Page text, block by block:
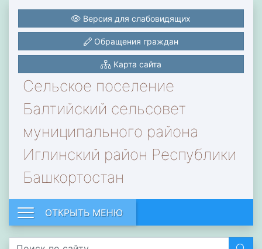
Сельское поселение
Балтийский сельсовет
муниципального района
Иглинский район Республики
Башкортостан
Версия для слабовидящих
Обращения граждан
Карта сайта
ОТКРЫТЬ МЕНЮ